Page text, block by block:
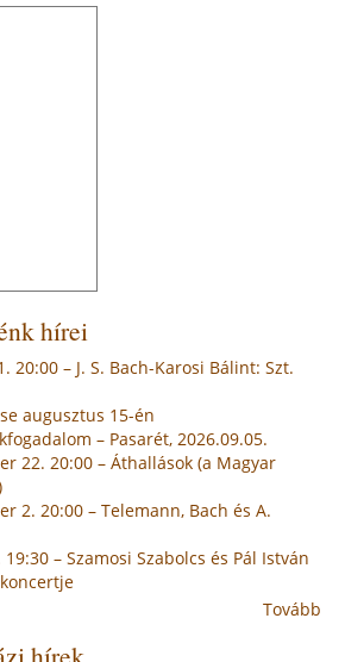
hírei
20:00 – J. S. Bach-Karosi Bálint: Szt.
augusztus 15-én
– Pasarét, 2026.09.05.
22. 20:00 – Áthallások (a Magyar
2. 20:00 – Telemann, Bach és A.
– Szamosi Szabolcs és Pál István
Tovább